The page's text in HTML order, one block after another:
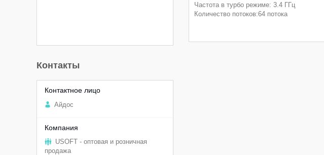
Частота в турбо режиме: 3.4 ГГц
Количество потоков:64 потока
Контакты
Aйдоc
USOFT - оптовая и розничная
продажа